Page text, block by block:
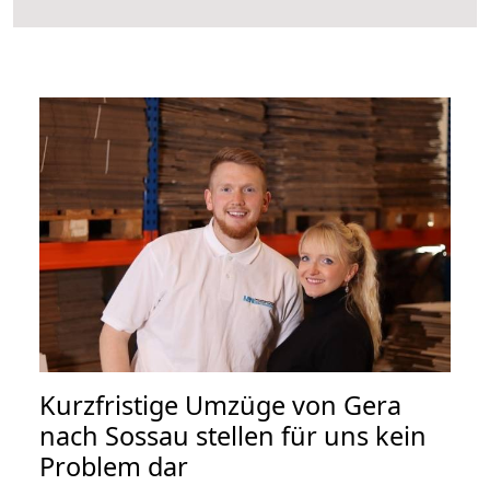
Kurzfristige Umzüge von Gera
nach Sossau stellen für uns kein
Problem dar